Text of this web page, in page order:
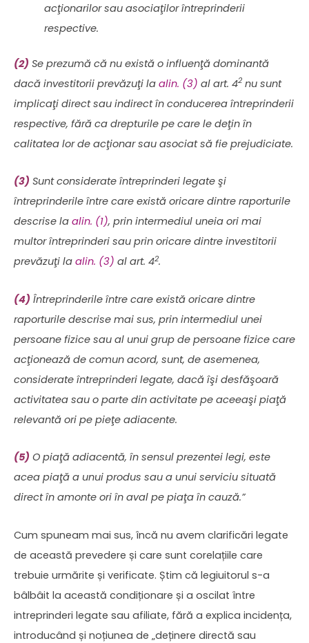
acţionarilor sau asociaţilor întreprinderii
respective.
(2) Se prezumă că nu există o influenţă dominantă
dacă investitorii prevăzuţi la alin. (3) al art. 42 nu sunt
implicaţi direct sau indirect în conducerea întreprinderii
respective, fără ca drepturile pe care le deţin în
calitatea lor de acţionar sau asociat să fie prejudiciate.
(3) Sunt considerate întreprinderi legate şi
întreprinderile între care există oricare dintre raporturile
descrise la alin. (1), prin intermediul uneia ori mai
multor întreprinderi sau prin oricare dintre investitorii
prevăzuţi la alin. (3) al art. 42.
(4) Întreprinderile între care există oricare dintre
raporturile descrise mai sus, prin intermediul unei
persoane fizice sau al unui grup de persoane fizice care
acţionează de comun acord, sunt, de asemenea,
considerate întreprinderi legate, dacă îşi desfăşoară
activitatea sau o parte din activitate pe aceeaşi piaţă
relevantă ori pe pieţe adiacente.
(5) O piaţă adiacentă, în sensul prezentei legi, este
acea piaţă a unui produs sau a unui serviciu situată
direct în amonte ori în aval pe piaţa în cauză.”
Cum spuneam mai sus, încă nu avem clarificări legate
de această prevedere și care sunt corelațiile care
trebuie urmărite și verificate. Știm că legiuitorul s-a
bâlbâit la această condiționare și a oscilat între
intreprinderi legate sau afiliate, fără a explica incidența,
introducând și noțiunea de „deținere directă sau